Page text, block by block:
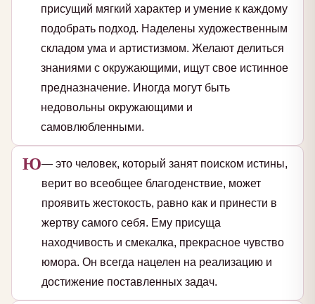
присущий мягкий характер и умение к каждому
подобрать подход. Наделены художественным
складом ума и артистизмом. Желают делиться
знаниями с окружающими, ищут свое истинное
предназначение. Иногда могут быть
недовольны окружающими и
самовлюбленными.
Ю— это человек, который занят поиском истины,
верит во всеобщее благоденствие, может
проявить жестокость, равно как и принести в
жертву самого себя. Ему присуща
находчивость и смекалка, прекрасное чувство
юмора. Он всегда нацелен на реализацию и
достижение поставленных задач.